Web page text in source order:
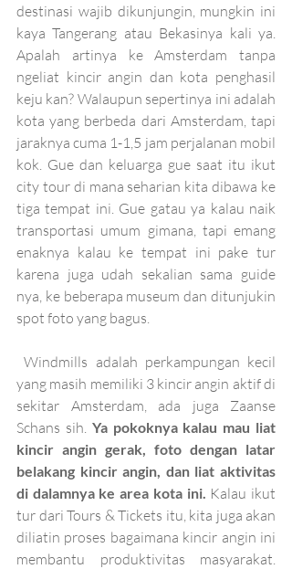
destinasi wajib dikunjungin, mungkin ini
kaya Tangerang atau Bekasinya kali ya.
Apalah artinya ke Amsterdam tanpa
ngeliat kincir angin dan kota penghasil
keju kan? Walaupun sepertinya ini adalah
kota yang berbeda dari Amsterdam, tapi
jaraknya cuma 1-1,5 jam perjalanan mobil
kok. Gue dan keluarga gue saat itu ikut
city tour di mana seharian kita dibawa ke
tiga tempat ini. Gue gatau ya kalau naik
transportasi umum gimana, tapi emang
enaknya kalau ke tempat ini pake tur
karena juga udah sekalian sama guide
nya, ke beberapa museum dan ditunjukin
spot foto yang bagus.
Windmills adalah perkampungan kecil
yang masih memiliki 3 kincir angin aktif di
sekitar Amsterdam, ada juga Zaanse
Schans sih. Ya pokoknya kalau mau liat
kincir angin gerak, foto dengan latar
belakang kincir angin, dan liat aktivitas
di dalamnya ke area kota ini. Kalau ikut
tur dari Tours & Tickets itu, kita juga akan
diliatin proses bagaimana kincir angin ini
membantu produktivitas masyarakat.